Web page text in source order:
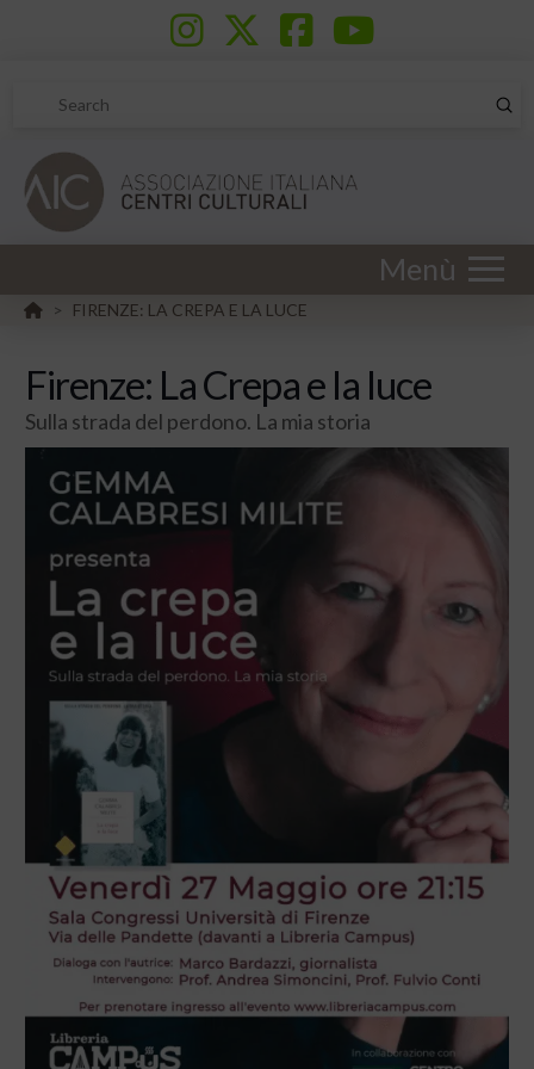
Search
Menù
HOME
> FIRENZE: LA CREPA E LA LUCE
Firenze: La Crepa e la luce
Sulla strada del perdono. La mia storia